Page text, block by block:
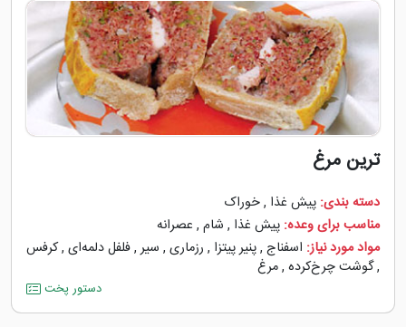
ترین مرغ
دسته بندی: پیش غذا ,خوراک
مناسب برای وعده: پیش غذا , شام , عصرانه
مواد مورد نیاز: اسفناج ,پنیر پیتزا , رزماری , سیر,فلفل دلمه‌‌ای ,کرفس
,گوشت چرخ‌کرده ,مرغ
دستور پخت